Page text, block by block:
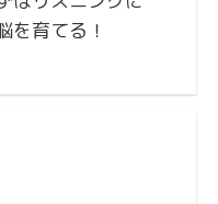
を育てる！